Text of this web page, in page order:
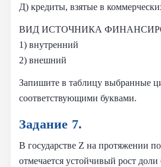
Д) кредиты, взятые в
ВИД ИСТОЧНИКА
1) внутренний
2) внешний
Запишите в таблицу выбранные
соответствующими буквами.
Задание 7.
В государстве Z на протяжении
отмечается устойчивый рост доли